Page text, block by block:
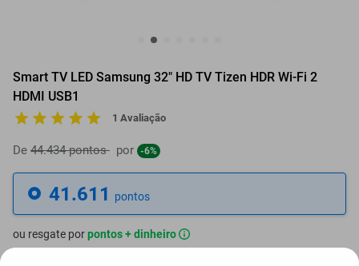
Smart TV LED Samsung 32" HD TV Tizen HDR Wi-Fi 2
HDMI USB1
1 Avaliação
De 44.434 pontos por -6%
41.611 pontos
ou resgate porpontos + dinheiro